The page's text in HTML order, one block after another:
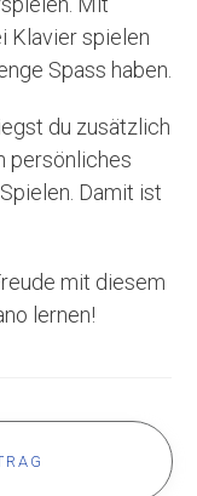
Klavier spielen
Spass haben.
du zusätzlich
persönliches
Damit ist
mit diesem
lernen!